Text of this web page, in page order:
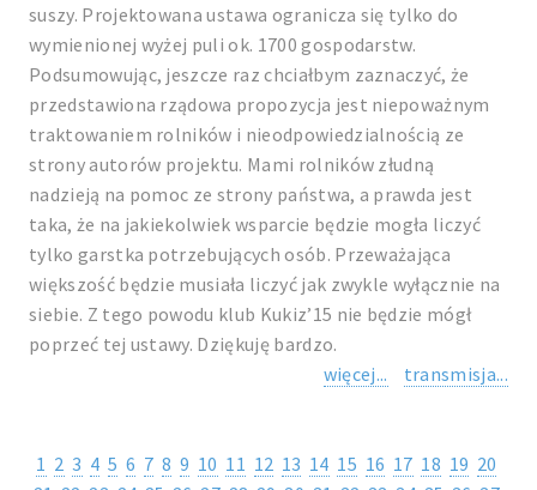
suszy. Projektowana ustawa ogranicza się tylko do
wymienionej wyżej puli ok. 1700 gospodarstw.
Podsumowując, jeszcze raz chciałbym zaznaczyć, że
przedstawiona rządowa propozycja jest niepoważnym
traktowaniem rolników i nieodpowiedzialnością ze
strony autorów projektu. Mami rolników złudną
nadzieją na pomoc ze strony państwa, a prawda jest
taka, że na jakiekolwiek wsparcie będzie mogła liczyć
tylko garstka potrzebujących osób. Przeważająca
większość będzie musiała liczyć jak zwykle wyłącznie na
siebie. Z tego powodu klub Kukiz’15 nie będzie mógł
poprzeć tej ustawy. Dziękuję bardzo.
więcej...
transmisja...
1 2 3 4 5 6 7 8 9 10 11 12 13 14 15 16 17 18 19 20